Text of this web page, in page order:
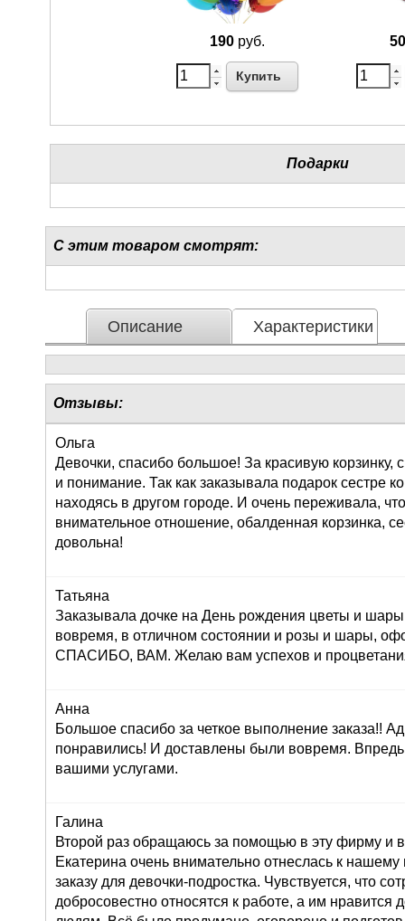
190 руб.
Купить
Подарки
С этим товаром смотрят:
Описание Характеристики
Отзывы:
Ольга
Девочки, спасибо большое! За красивую корзинку,
и понимание. Так как заказывала подарок сестре
находясь в другом городе. И очень переживала,
внимательное отношение, обалденная корзинка,
довольна!
Татьяна
Заказывала дочке на День рождения цветы и
вовремя, в отличном состоянии и розы и шары,
СПАСИБО, ВАМ. Желаю вам успехов и
Анна
Большое спасибо за четкое выполнение заказа!!
понравились! И доставлены были вовремя. Впредь
вашими услугами.
Галина
Второй раз обращаюсь за помощью в эту фирму и
Екатерина очень внимательно отнеслась к
заказу для девочки-подростка. Чувствуется, что
добросовестно относятся к работе, а им нравится